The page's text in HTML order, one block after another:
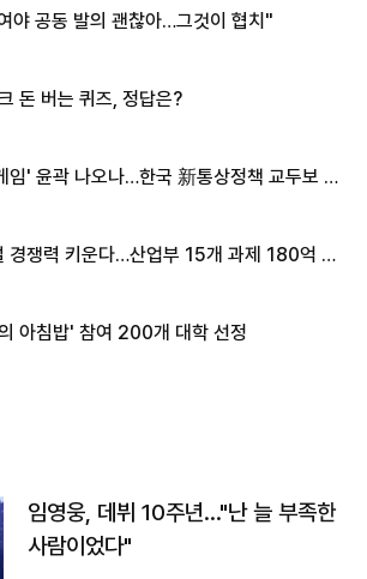
야 공동 발의 괜찮아…그것이 협치"
돈 버는 퀴즈, 정답은?
임' 윤곽 나오나…한국 新통상정책 교두보 활
경쟁력 키운다…산업부 15개 과제 180억 지
아침밥' 참여 200개 대학 선정
임영웅, 데뷔 10주년…"난 늘 부족한
사람이었다"